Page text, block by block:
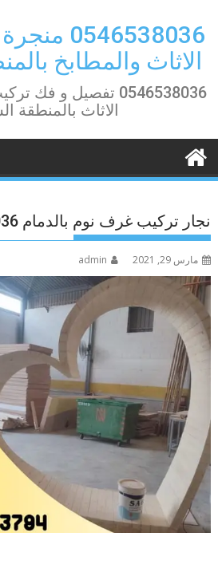
contentالاثاث والمطابخ
0546538036 تفصيل و
الاثاث بالمنطقة
نجار تركيب غرف نوم بالدمام 0546538036
مارس 29, 2021 admin